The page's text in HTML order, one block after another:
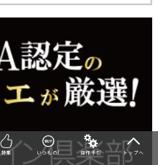
特集 いつもの! 操作手引 トップへ